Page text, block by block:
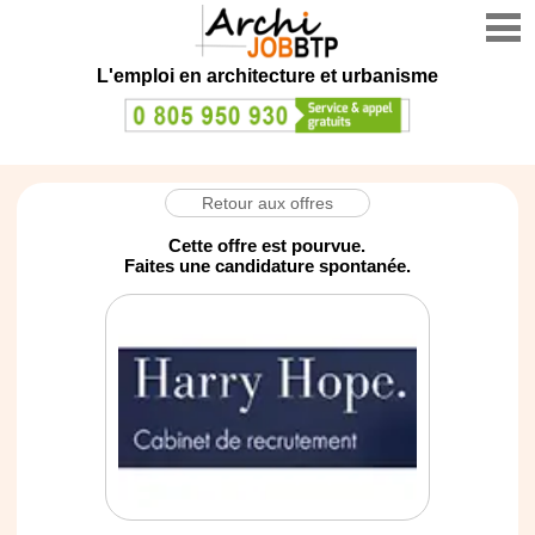
L'emploi en architecture et urbanisme
Retour aux offres
Cette offre est pourvue.
Faites une candidature spontanée.